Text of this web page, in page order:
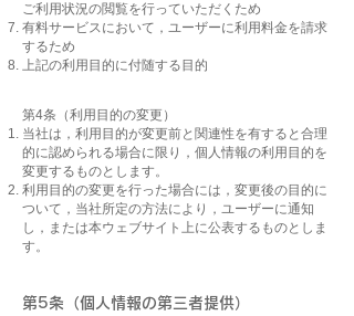
ご利用状況の閲覧を行っていただくため
有料サービスにおいて，ユーザーに利用料金を請求
するため
上記の利用目的に付随する目的
第4条（利用目的の変更）
当社は，利用目的が変更前と関連性を有すると合理
的に認められる場合に限り，個人情報の利用目的を
変更するものとします。
利用目的の変更を行った場合には，変更後の目的に
ついて，当社所定の方法により，ユーザーに通知
し，または本ウェブサイト上に公表するものとしま
す。
第5条（個人情報の第三者提供）